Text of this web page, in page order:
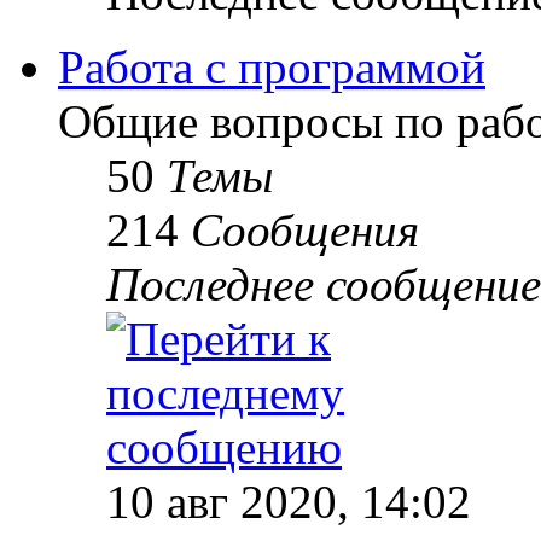
Работа с программой
Общие вопросы по
50 Темы
214 Сообщения
Последнее сообщение
10 авг 2020, 14:02